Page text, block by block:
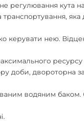
регулювання кута
нею.
доби, двороторна
водяним баком.